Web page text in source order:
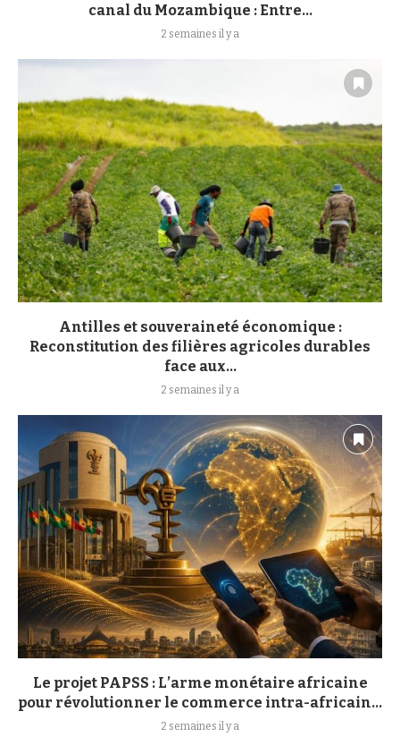
canal du Mozambique : Entre...
2 semaines il y a
Antilles et souveraineté économique :
Reconstitution des filières agricoles durables
face aux...
2 semaines il y a
Le projet PAPSS : L’arme monétaire africaine
pour révolutionner le commerce intra-africain...
2 semaines il y a